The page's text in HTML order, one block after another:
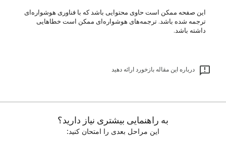
این صفحه ممکن است حاوی محتوایی باشد که با فناوری هوشواره‌ای
ترجمه شده باشد. ترجمه‌های هوشواره‌ای ممکن است خطاهایی
داشته باشد.
درباره این مقاله بازخورد ارائه دهید
به راهنمایی بیشتری نیاز دارید؟
این مراحل بعدی را امتحان کنید: